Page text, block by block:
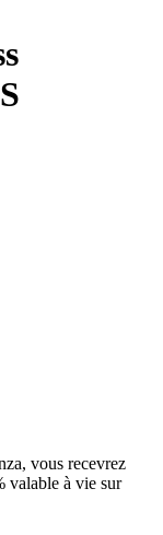
vous recevrez
valable à vie sur